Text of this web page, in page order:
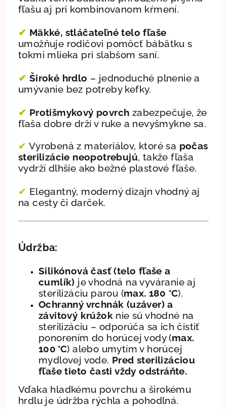
fľašu aj pri kombinovanom kŕmení.
✔ Mäkké, stláčateľné telo fľaše
umožňuje rodičovi pomôcť bábätku s
tokmi mlieka pri slabšom saní.
✔ Široké hrdlo – jednoduché plnenie a
umývanie bez potreby kefky.
✔ Protišmykový povrch zabezpečuje, že
fľaša dobre drží v ruke a nevyšmykne sa.
✔ Vyrobená z materiálov, ktoré sa počas
sterilizácie neopotrebujú, takže fľaša
vydrží dlhšie ako bežné plastové fľaše.
✔ Elegantný, moderný dizajn vhodný aj
na cesty či darček.
Údržba:
Silikónová časť (telo fľaše a
cumlík) je vhodná na vyváranie aj
sterilizáciu parou (max. 180 °C).
Ochranný vrchnák (uzáver) a
závitový krúžok nie sú vhodné na
sterilizáciu – odporúča sa ich čistiť
ponorením do horúcej vody (max.
100 °C) alebo umytím v horúcej
mydlovej vode. Pred sterilizáciou
fľaše tieto časti vždy odstráňte.
Vďaka hladkému povrchu a širokému
hrdlu je údržba rýchla a pohodlná.